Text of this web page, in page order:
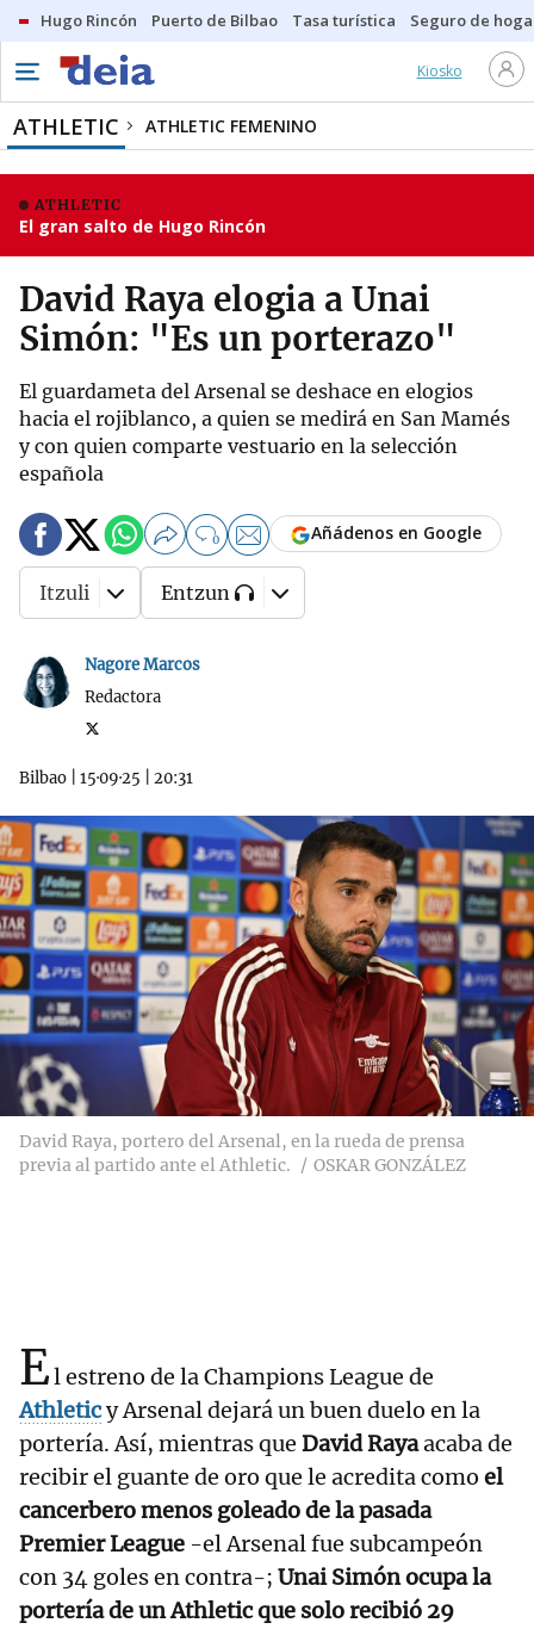
Hugo Rincón Puerto de Bilbao Tasa turística Seguro de
Kiosko
ATHLETIC ATHLETIC FEMENINO
ATHLETIC
El gran salto de Hugo Rincón
David Raya elogia a Unai
Simón: "Es un porterazo"
El guardameta del Arsenal se deshace en elogios
hacia el rojiblanco, a quien se medirá en San Mamés
y con quien comparte vestuario en la selección
española
Nagore Marcos
Redactora
Bilbao 15·09·25 20:31
0 Añádenos en Google
Itzuli Entzun
David Raya, portero del Arsenal, en la rueda de prensa
previa al partido ante el Athletic.
OSKAR GONZÁLEZ
El estreno de la Champions League de
Athleticy Arsenal dejará un buen duelo en la
portería. Así, mientras que David Rayaacaba de
recibir el guante de oro que le acredita como el
cancerbero menos goleado de la pasada
Premier League -el Arsenal fue subcampeón
con 34 goles en contra-; Unai Simón ocupa la
portería de un Athletic que solo recibió 29